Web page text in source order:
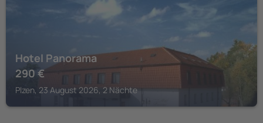
Hotel Panorama
290 €
Plzen, 23 August 2026, 2 Nächte